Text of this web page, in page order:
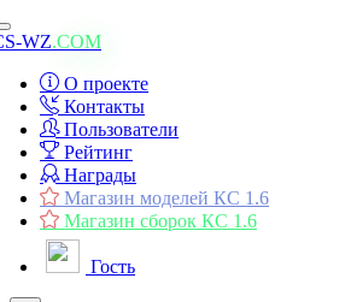
Toggle
navigation
WZ.COM
О проекте
Контакты
Пользователи
Рейтинг
Награды
Магазин моделей КС 1.6
Магазин сборок КС 1.6
Гость